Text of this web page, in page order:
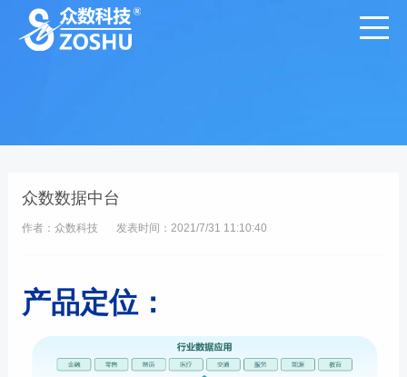
众数数据中台
作者：众数科技 发表时间：2021/7/31 11:10:40
产品定位：